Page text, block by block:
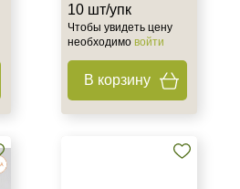
10 шт/упк
Чтобы увидеть цену
необходимо войти
В корзину